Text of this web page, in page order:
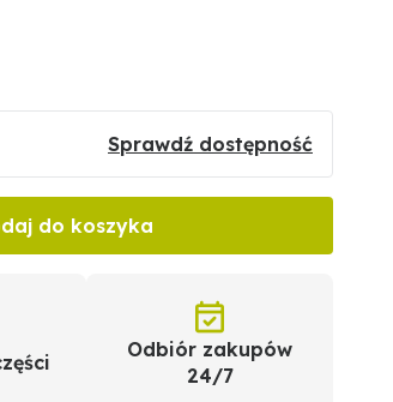
Sprawdź dostępność
do koszyka
Odbiór zakupów
24/7